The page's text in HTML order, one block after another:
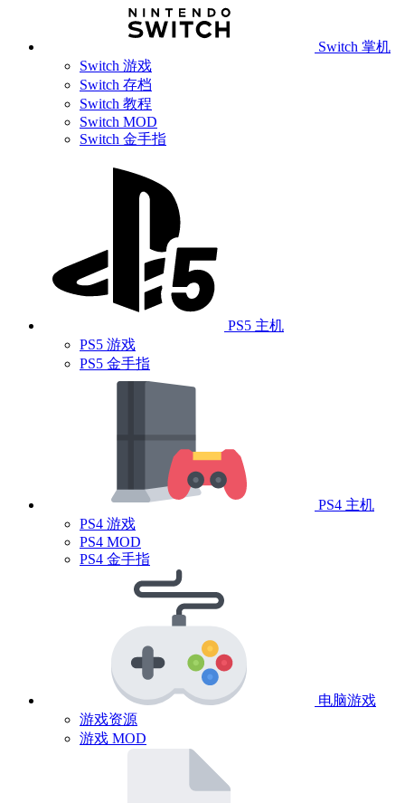
Switch 掌机
Switch 游戏
Switch 存档
Switch 教程
Switch MOD
Switch 金手指
PS5 主机
PS5 游戏
PS5 金手指
PS4 主机
PS4 游戏
PS4 MOD
PS4 金手指
电脑游戏
游戏资源
游戏 MOD